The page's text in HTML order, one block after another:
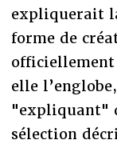
expliquerait
forme de
elle
"expliquant"
sélection